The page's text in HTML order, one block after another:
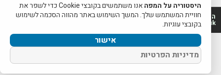
היסטוריה על המפה 2011-2026 | פרוייקט טיגארט 2012-2026|
www.mapah.co.il | www.tegart.uk
היסטוריה על המפה
אנו משתמשים בקובצי Cookie כדי לשפר את
חוויית המשתמש שלך. המשך השימוש באתר מהווה הסכמה לשימוש
בקובצי עוגיות.
אישור
מדיניות הפרטיות